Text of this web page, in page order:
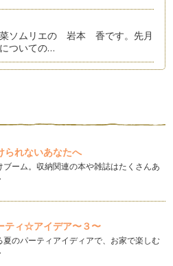
菜ソムリエの 岩本 香です。先月
ついての…
ソムリエの岩本 香です。 今回
ジーを始めよう！
ィブ野菜ソムリエの岩本 香で
…
ソムリエの岩本 香です。 今年
られないあなたへ
ーム。収納関連の本や雑誌はたくさんあ
ティ☆アイデア〜３〜
夏のパーティアイディアで、お家で楽しむ